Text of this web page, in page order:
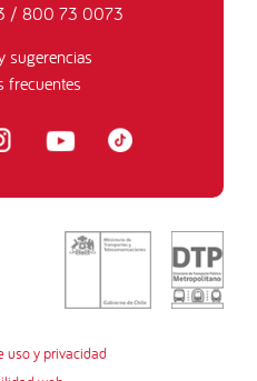
/ 800 73 0073
sugerencias
frecuentes
uso y privacidad